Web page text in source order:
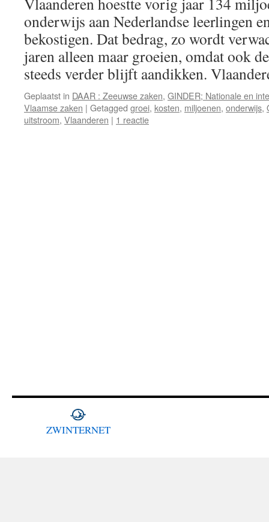
onderwijs aan Nederlandse leerlingen
bekostigen. Dat bedrag, zo wordt
jaren alleen maar groeien, omdat ook
steeds verder blijft aandikken.
Geplaatst in DAAR : Zeeuwse zaken, GINDER; Nationale en
Vlaamse zaken | Getagged groei, kosten, miljoenen, onderwijs,
uitstroom, Vlaanderen | 1 reactie
ZWINTERNET